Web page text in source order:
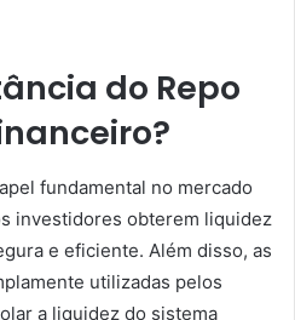
do Repo
fundamental no mercado
investidores obterem liquidez
e eficiente. Além disso, as
utilizadas pelos
a liquidez do sistema